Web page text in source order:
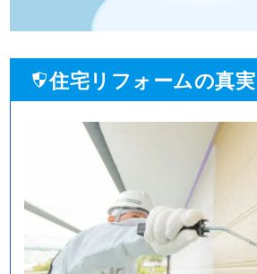
住宅リフォームの真実